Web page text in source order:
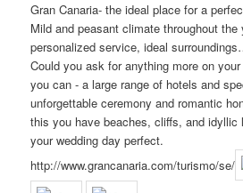
Gran Canaria- the ideal place for a
Mild and peasant climate throughout the
personalized service, ideal
Could you ask for anything more on
you can - a large range of hotels and
unforgettable ceremony and romantic
this you have beaches, cliffs, and idyllic
your wedding day perfect.
http://www.grancanaria.com/turismo/se/